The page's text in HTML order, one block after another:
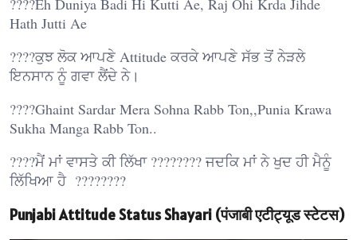
????Eh Duniya Badi Hi Kutti Ae, Raj Ohi Krda Jihde
Hath Jutti Ae
????ਕੁਝ ਲੋਕ ਆਪਣੇ Attitude ਕਰਕੇ ਆਪਣੇ ਸੱਭ ਤੋਂ ਨੇੜਲੇ
ਇਨਸਾਨ ਨੂੰ ਗਵਾ ਲੈਂਦੇ ਨੇ।
????Ghaint Sardar Mera Sohna Rabb Ton,,Punia Krawa
Sukha Manga Rabb Ton..
????ਮੈਂ ਮਾਂ ਵਾਸਤੇ ਕੀ ਲਿੱਖਾ ???????? ਜਦਕਿ ਮਾਂ ਨੇ ਖੁਦ ਹੀ ਮੈਨੂੰ
ਲਿੱਖਿਆ ਹੈ ????????
Punjabi Attitude Status Shayari (पंजाबी एटीट्यूड स्टेटस)